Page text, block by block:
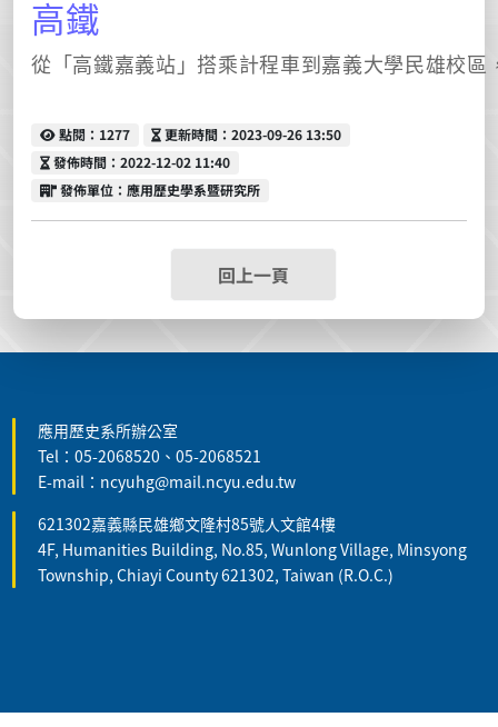
高鐵
從「高鐵嘉義站」搭乘計程車到嘉義大學民雄校區
點閱
點閱：1277 更新時間
更新時間：2023-09-26 13:50
發佈時間
發佈時間：2022-12-02 11:40
發佈單位
發佈單位：應用歷史學系暨研究所
回上一頁
應用歷史系所辦公室
Tel：05-2068520、05-2068521
E-mail：ncyuhg@mail.ncyu.edu.tw
621302嘉義縣民雄鄉文隆村85號人文館4樓
4F, Humanities Building, No.85, Wunlong Village, Minsyong
Township, Chiayi County 621302, Taiwan (R.O.C.)